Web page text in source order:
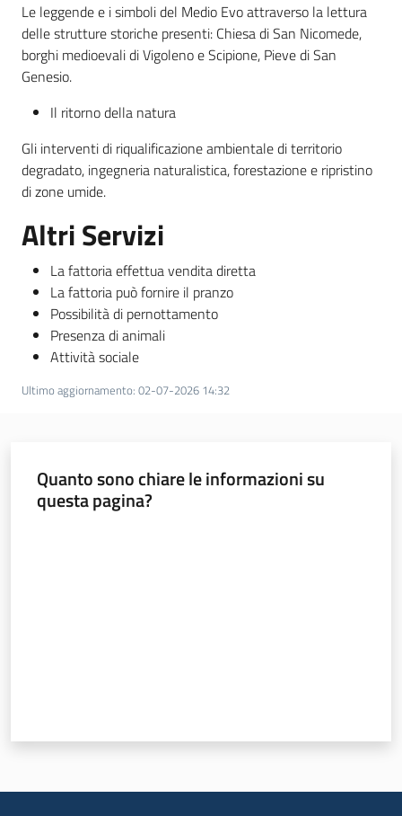
Le leggende e i simboli del Medio Evo attraverso la lettura
delle strutture storiche presenti: Chiesa di San Nicomede,
borghi medioevali di Vigoleno e Scipione, Pieve di San
Genesio.
Il ritorno della natura
Gli interventi di riqualificazione ambientale di territorio
degradato, ingegneria naturalistica, forestazione e ripristino
di zone umide.
Altri Servizi
La fattoria effettua vendita diretta
La fattoria può fornire il pranzo
Possibilità di pernottamento
Presenza di animali
Attività sociale
Ultimo aggiornamento: 02-07-2026 14:32
Quanto sono chiare le informazioni su
questa pagina?